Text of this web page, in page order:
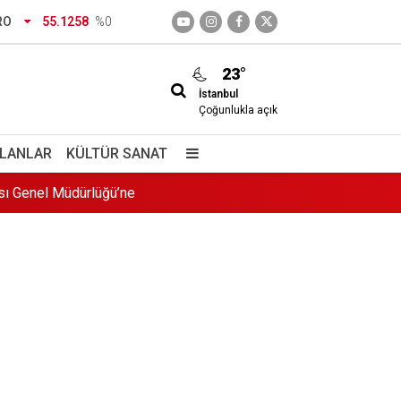
55.1258 %0
23°
İstanbul
Çoğunlukla açık
KÜLTÜR SANAT
Genel Müdürlüğü’ne
geldi